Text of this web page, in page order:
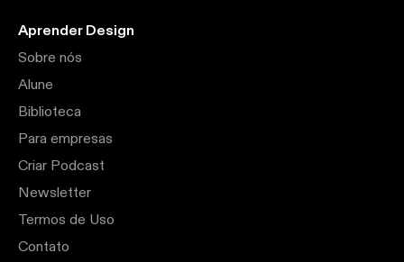
Aprender Design
Sobre nós
Alune
Biblioteca
Para empresas
Criar Podcast
Newsletter
Termos de Uso
Contato